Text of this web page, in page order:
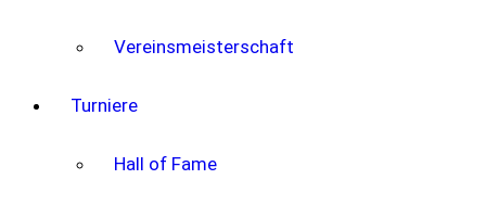
Vereinsmeisterschaft
Turniere
Hall of Fame